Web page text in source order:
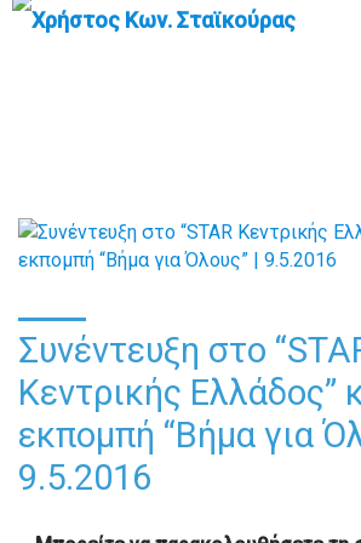
Συνέντευξη στο
Κεντρικής Ελλάδος”
εκπομπή “Βήμα για
9.5.2016